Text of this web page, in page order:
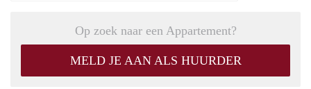
Op zoek naar een Appartement?
MELD JE AAN ALS HUURDER